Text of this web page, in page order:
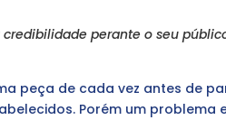
perante o seu
peça de cada vez antes de
Porém um problema